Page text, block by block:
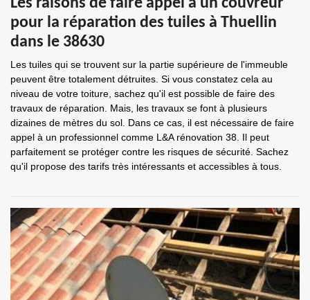
Les raisons de faire appel à un couvreur
pour la réparation des tuiles à Thuellin
dans le 38630
Les tuiles qui se trouvent sur la partie supérieure de l'immeuble
peuvent être totalement détruites. Si vous constatez cela au
niveau de votre toiture, sachez qu'il est possible de faire des
travaux de réparation. Mais, les travaux se font à plusieurs
dizaines de mètres du sol. Dans ce cas, il est nécessaire de faire
appel à un professionnel comme L&A rénovation 38. Il peut
parfaitement se protéger contre les risques de sécurité. Sachez
qu'il propose des tarifs très intéressants et accessibles à tous.